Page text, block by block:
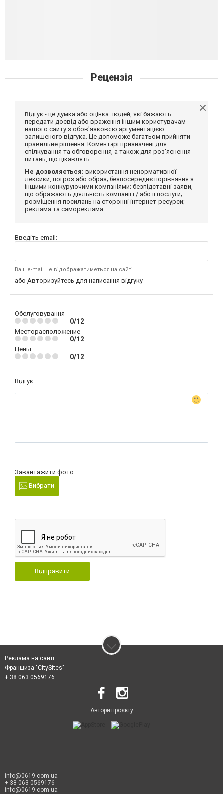
Рецензія
Відгук - це думка або оцінка людей, які бажають
передати досвід або враження іншим користувачам
нашого сайту з обов'язковою аргументацією
залишеного відгука. Це допоможе багатьом прийняти
правильне рішення. Коментарі призначені для
спілкування та обговорення, а також для роз'яснення
питань, що цікавлять.
Не дозволяється: використання ненормативної
лексики, погроз або образ; безпосереднє порівняння з
іншими конкуруючими компаніями; безпідставні заяви,
що ображають діяльність компанії і / або її послуги;
розміщення посилань на сторонні інтернет-ресурси;
реклама та самореклама.
Введіть email:
Ваш e-mail не відображатиметься на сайті
або Авторизуйтесь для написання відгуку
Обслуговування
0/12
Месторасположение
0/12
Цены
0/12
Відгук:
Завантажити фото:
Вибрати
Відправити
Реклама на сайті
Франшиза "CitySites"
+ 38 063 0569176
Автори проєкту
info@0619.com.ua
+ 38 063 0569176
info@0619.com.ua